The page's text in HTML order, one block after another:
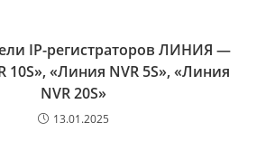
IP-регистраторов ЛИНИЯ —
10S», «Линия NVR 5S», «Линия
NVR 20S»
13.01.2025